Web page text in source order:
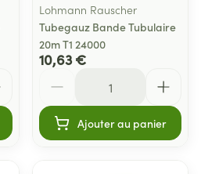
Lohmann Rauscher
Tubegauz Bande Tubulaire
20m T1 24000
10,63 €
Ajouter au panier